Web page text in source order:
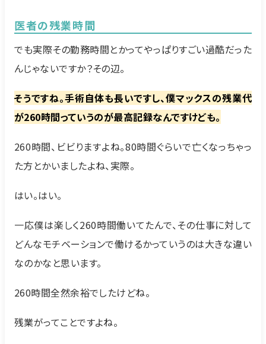
医者の残業時間
でも実際その勤務時間とかってやっぱりすごい過酷だった
んじゃないですか？その辺。
そうですね。手術自体も長いですし、僕マックスの残業代
が260時間っていうのが最高記録なんですけども。
260時間、ビビりますよね。80時間ぐらいで亡くなっちゃっ
た方とかいましたよね、実際。
はい。はい。
一応僕は楽しく260時間働いてたんで、その仕事に対して
どんなモチベーションで働けるかっていうのは大きな違い
なのかなと思います。
260時間全然余裕でしたけどね。
残業がってことですよね。